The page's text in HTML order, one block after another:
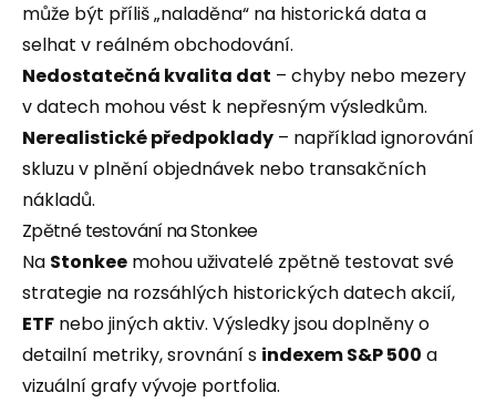
může být příliš „naladěna“ na historická data a
selhat v reálném obchodování.
Nedostatečná kvalita dat – chyby nebo mezery
v datech mohou vést k nepřesným výsledkům.
Nerealistické předpoklady – například ignorování
skluzu v plnění objednávek nebo transakčních
nákladů.
Zpětné testování na Stonkee
Na Stonkee mohou uživatelé zpětně testovat své
strategie na rozsáhlých historických datech akcií,
ETF nebo jiných aktiv. Výsledky jsou doplněny o
detailní metriky, srovnání s indexem S&P 500 a
vizuální grafy vývoje portfolia.